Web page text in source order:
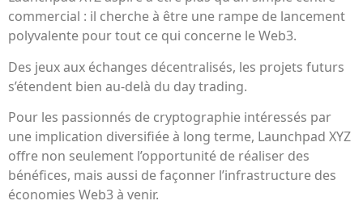
commercial : il cherche à être une rampe de lancement
polyvalente pour tout ce qui concerne le Web3.
Des jeux aux échanges décentralisés, les projets futurs
s’étendent bien au-delà du day trading.
Pour les passionnés de cryptographie intéressés par
une implication diversifiée à long terme, Launchpad XYZ
offre non seulement l’opportunité de réaliser des
bénéfices, mais aussi de façonner l’infrastructure des
économies Web3 à venir.